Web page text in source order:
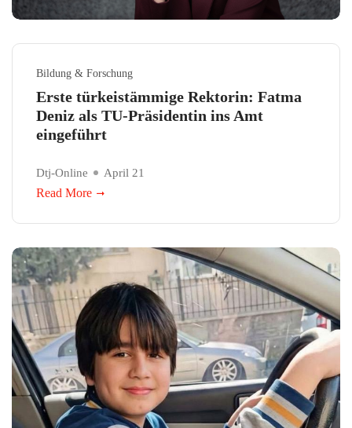
Bildung & Forschung
Erste türkeistämmige Rektorin: Fatma
Deniz als TU-Präsidentin ins Amt
eingeführt
Dtj-Online April 21
Read More